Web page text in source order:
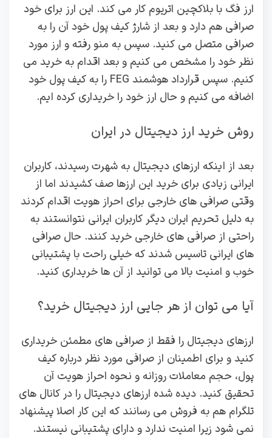
ارز فگ با بلاکچین اتریوم کار می کند. این ارز برای خود
صرافی هم دارد و بعد از شارژ کیف پول خود آن را به
صرافی متصل می کنید. سپس به منو رفته و ارز مورد
نظر خود را مشخص می کنیم و بعد اقدام به خرید می
کنیم. سپس قرارداد هوشمند FEG را به کیف پول خود
اضافه می کنیم و حال ارز خود را خریداری کرده ایم.
روش خرید ارز دیجیتال در ایران
بعد از اینکه ارزهای دیجیتال به شهرت رسیدند، کاربران
ایرانی زیادی برای خرید این ارزها صف کشیدند اما از
وقتی صرافی های خارجی برای احراز هویت اقدام کردند
به دلیل تحریم ایران دیگر کاربران ایرانی نتوانستند به
راحتی از صرافی های خارجی خرید کنند. حال صرافی
های ایرانی تاسیس شدند که خیلی راحت با پشتیبانی
خوب و امنیت بالا می توانید از آن ها خریداری کنید.
آیا می توان از هر جایی ارز دیجیتال خرید؟
ارزهای دیجیتال را فقط از صرافی های مطمئن خریداری
کنید و برای اطمینان از صرافی مورد نظر درباره کیف
پول، حجم معاملات روزانه و نحوه احراز هویت آن
تحقیق کنید. دیده شده ارزهای دیجیتال را در کانال های
تلگرام هم به فروش می رسانند که این کار اصلا پیشنهاد
نمی شود زیرا امنیت ندارد و دارای پشتیبانی نیستند.